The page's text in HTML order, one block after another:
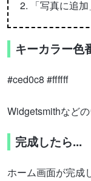
「写真に追
キーカラー色
#ced0c8 #ffffff
Widgetsmithなど
完成したら...
ホーム画面が完成